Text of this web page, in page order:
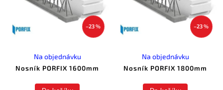
–23 %
Nosník PORFIX 1600mm
Na objednávku
–23 %
Nosník PORFIX 1800mm
Na objednávku